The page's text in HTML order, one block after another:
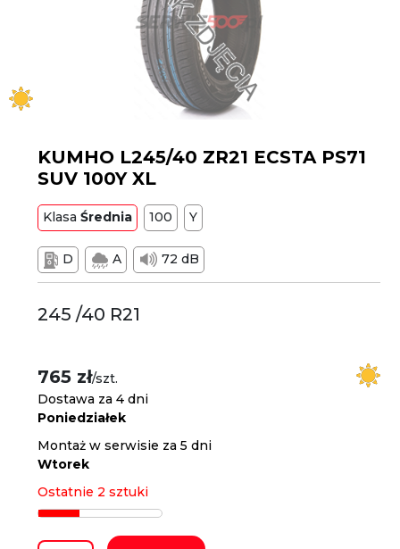
KUMHO L245/40 ZR21 ECSTA PS71
SUV 100Y XL
KlasaŚrednia 100 Y
D A 72 dB
245 /40 R21
765 zł/szt.
Dostawa za 4 dni
Poniedziałek
Montaż w serwisie za 5 dni
Wtorek
Ostatnie 2 sztuki